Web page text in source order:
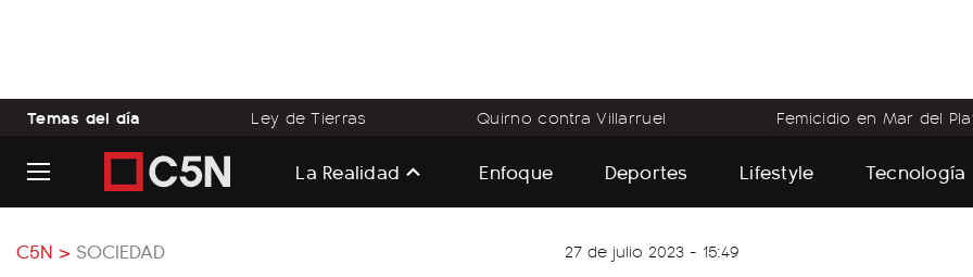
Temas del día Ley de Tierras Quirno contra Villarruel Femicidio en Mar del
La Realidad Enfoque Deportes Lifestyle Tecnología
C5N > SOCIEDAD 27 de julio 2023 - 15:49